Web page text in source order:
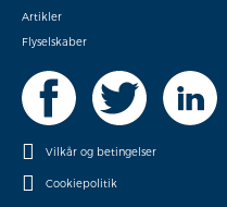
Artikler
Flyselskaber
Vilkår og betingelser
Cookiepolitik